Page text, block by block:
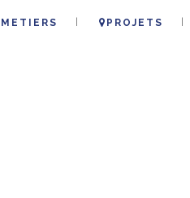
METIERS PROJETS